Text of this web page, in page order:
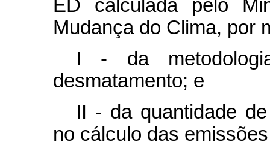
ED calculada pelo
Mudança do Clima, por
I - da
desmatamento; e
II - da quantidade
no cálculo das